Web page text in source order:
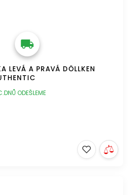
LEVÁ A PRAVÁ DÖLLKEN
ODEŠLEME